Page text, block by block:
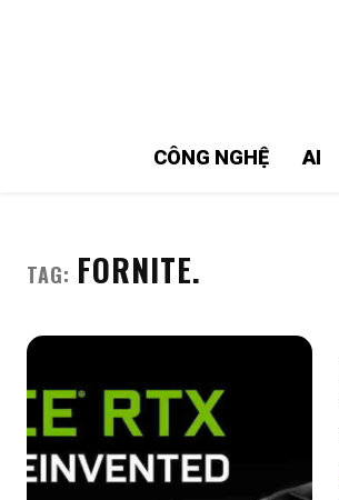
CÔNG NGHỆ AI
TAG: FORNITE.